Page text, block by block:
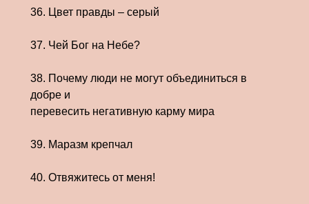
36. Цвет правды – серый
37. Чей Бог на Небе?
38. Почему люди не могут объединиться в
добре и
перевесить негативную карму мира
39. Маразм крепчал
40. Отвяжитесь от меня!